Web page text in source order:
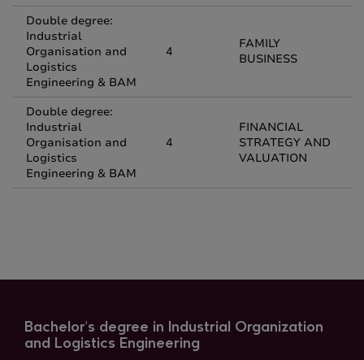
Double degree:
Industrial
Organisation and
Logistics
Engineering & BAM
4
FAMILY
BUSINESS
Double degree:
Industrial
Organisation and
Logistics
Engineering & BAM
4
FINANCIAL
STRATEGY AND
VALUATION
Bachelor's degree in Industrial Organization
and Logistics Engineering